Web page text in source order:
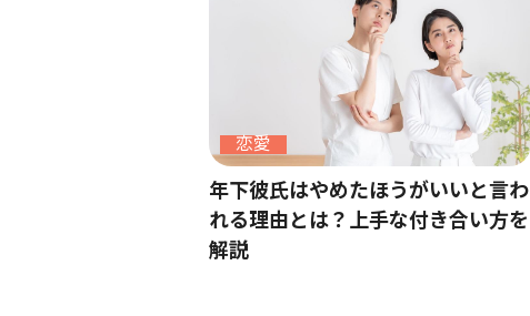
恋愛
年下彼氏はやめたほうがいいと言わ
れる理由とは？上手な付き合い方を
解説